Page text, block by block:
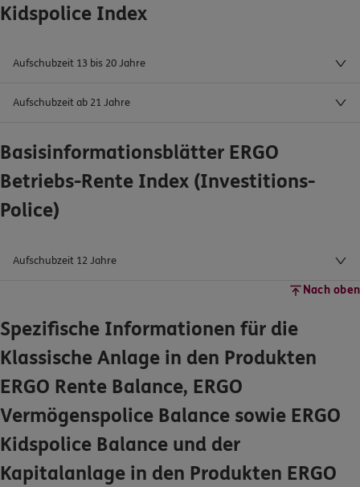
Kidspolice Index
Aufschubzeit 13 bis 20 Jahre
Aufschubzeit ab 21 Jahre
Basisinformationsblätter ERGO
Betriebs-Rente Index (Investitions-
Police)
Aufschubzeit 12 Jahre
Nach oben
Spezifische Informationen für die
Klassische Anlage in den Produkten
ERGO Rente Balance, ERGO
Vermögenspolice Balance sowie ERGO
Kidspolice Balance und der
Kapitalanlage in den Produkten ERGO